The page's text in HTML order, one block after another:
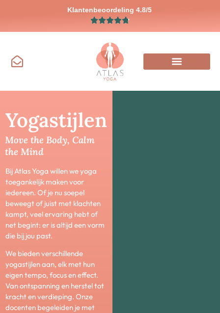
Klantenbeoordeling 4.8/5
Yogastijlen
Move the Body, Calm
the Mind
Bij Atlas Yoga willen we yoga
toegankelijk maken voor
iedereen. Of je nu soepel
beweegt of juist met klachten
kampt, veel ervaring hebt of
net begint: er is altijd een vorm
die bij jou past.
We bieden verschillende
yogastijlen aan, elk met hun
eigen tempo, focus en effect.
Van ontspanning en herstel tot
kracht en verdieping. Onze
docenten begeleiden je met